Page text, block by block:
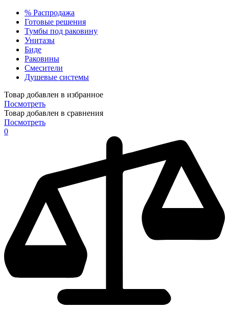
% Распродажа
Готовые решения
Тумбы под раковину
Унитазы
Биде
Раковины
Смесители
Душевые системы
Товар добавлен в избранное
Посмотреть
Товар добавлен в сравнения
Посмотреть
0